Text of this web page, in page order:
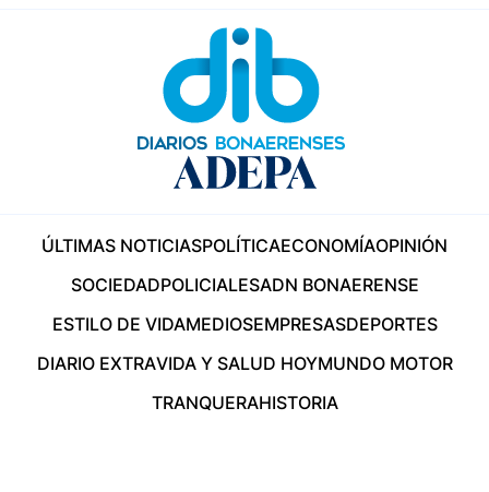
ÚLTIMAS NOTICIASPOLÍTICAECONOMÍAOPINIÓN
SOCIEDADPOLICIALESADN BONAERENSE
ESTILO DE VIDAMEDIOSEMPRESASDEPORTES
DIARIO EXTRAVIDA Y SALUD HOYMUNDO MOTOR
TRANQUERAHISTORIA